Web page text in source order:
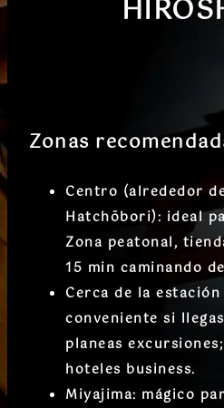
Zonas
Centro (alrededor
Hatchōbori): ideal
Zona peatonal,
15 min caminando
Cerca de la
conveniente si
planeas
hoteles business.
Miyajima: mágico